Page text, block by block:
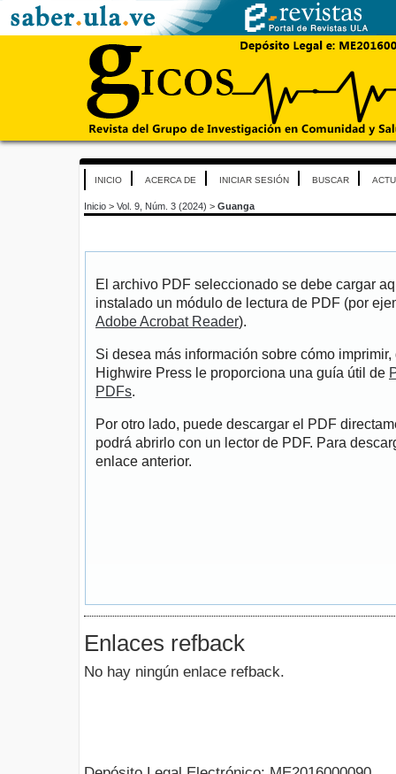
INICIO ACERCA DE INICIAR SESIÓN BUSCAR
Inicio > Vol. 9, Núm. 3 (2024) > Guanga
El archivo PDF seleccionado se debe cargar
instalado un módulo de lectura de PDF (por
Adobe Acrobat Reader).
Si desea más información sobre cómo
Highwire Press le proporciona una guía útil de
PDFs.
Por otro lado, puede descargar el PDF
podrá abrirlo con un lector de PDF. Para
enlace anterior.
Enlaces refback
No hay ningún enlace refback.